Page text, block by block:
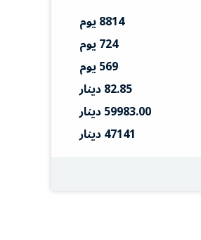
8814 يوم
724 يوم
569 يوم
82.85 دينار
59983.00 دينار
47141 دينار